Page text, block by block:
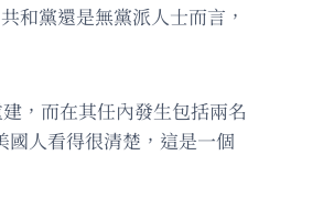
和黨還是無黨派人士而言，
，而在其任內發生包括兩名
人看得很清楚，這是一個